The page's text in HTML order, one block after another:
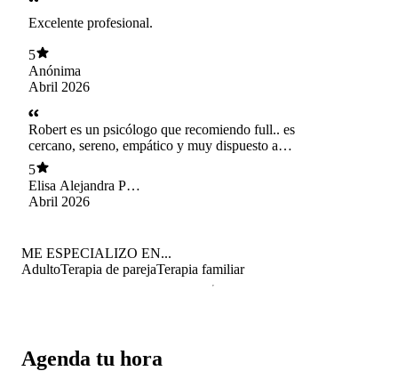
Excelente profesional.
5
Anónima
Abril 2026
Robert es un psicólogo que recomiendo full.. es
cercano, sereno, empático y muy dispuesto a
ayudar y trabajar en los procesos de terapia.. Me
gusta que su enfoque sea de la Terapia
Focalizada en Emociones (TFE) lo que permite
tener una mirada distinta y más profunda del
trabajo!
5
Elisa Alejandra Pape
Vargas
Abril 2026
Agenda tu hora
ME ESPECIALIZO EN...
AdultoTerapia de parejaTerapia familiar